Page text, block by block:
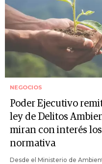
NEGOCIOS
Poder Ejecutivo
ley de Delitos
miran con interés
normativa
Desde el Ministerio de